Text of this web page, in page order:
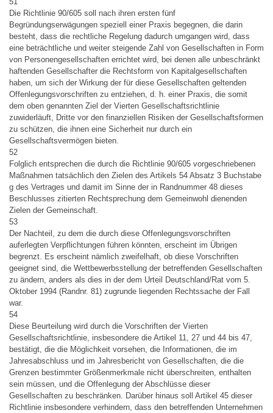
Die Richtlinie 90/605 soll nach ihren ersten fünf
Begründungserwägungen speziell einer Praxis begegnen, die darin
besteht, dass die rechtliche Regelung dadurch umgangen wird, dass
eine beträchtliche und weiter steigende Zahl von Gesellschaften in Form
von Personengesellschaften errichtet wird, bei denen alle unbeschränkt
haftenden Gesellschafter die Rechtsform von Kapitalgesellschaften
haben, um sich der Wirkung der für diese Gesellschaften geltenden
Offenlegungsvorschriften zu entziehen, d. h. einer Praxis, die somit
dem oben genannten Ziel der Vierten Gesellschaftsrichtlinie
zuwiderläuft, Dritte vor den finanziellen Risiken der Gesellschaftsformen
zu schützen, die ihnen eine Sicherheit nur durch ein
Gesellschaftsvermögen bieten.
52
Folglich entsprechen die durch die Richtlinie 90/605 vorgeschriebenen
Maßnahmen tatsächlich den Zielen des Artikels 54 Absatz 3 Buchstabe
g des Vertrages und damit im Sinne der in Randnummer 48 dieses
Beschlusses zitierten Rechtsprechung dem Gemeinwohl dienenden
Zielen der Gemeinschaft.
53
Der Nachteil, zu dem die durch diese Offenlegungsvorschriften
auferlegten Verpflichtungen führen könnten, erscheint im Übrigen
begrenzt. Es erscheint nämlich zweifelhaft, ob diese Vorschriften
geeignet sind, die Wettbewerbsstellung der betreffenden Gesellschaften
zu ändern, anders als dies in der dem Urteil Deutschland/Rat vom 5.
Oktober 1994 (Randnr. 81) zugrunde liegenden Rechtssache der Fall
war.
54
Diese Beurteilung wird durch die Vorschriften der Vierten
Gesellschaftsrichtlinie, insbesondere die Artikel 11, 27 und 44 bis 47,
bestätigt, die die Möglichkeit vorsehen, die Informationen, die im
Jahresabschluss und im Jahresbericht von Gesellschaften, die die
Grenzen bestimmter Größenmerkmale nicht überschreiten, enthalten
sein müssen, und die Offenlegung der Abschlüsse dieser
Gesellschaften zu beschränken. Darüber hinaus soll Artikel 45 dieser
Richtlinie insbesondere verhindern, dass den betreffenden Unternehmen